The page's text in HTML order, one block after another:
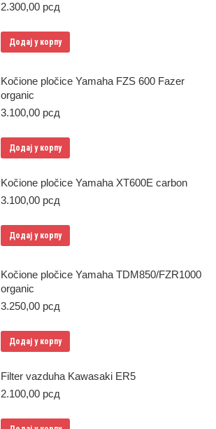
2.300,00 рсд
Додај у корпу
Kočione pločice Yamaha FZS 600 Fazer
organic
3.100,00 рсд
Додај у корпу
Kočione pločice Yamaha XT600E carbon
3.100,00 рсд
Додај у корпу
Kočione pločice Yamaha TDM850/FZR1000
organic
3.250,00 рсд
Додај у корпу
Filter vazduha Kawasaki ER5
2.100,00 рсд